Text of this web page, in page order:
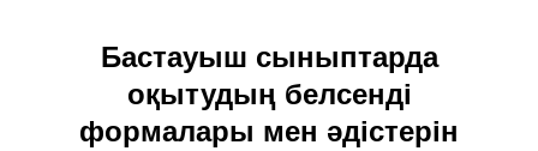
Бастауыш сыныптарда
оқытудың белсенді
формалары мен әдістерін